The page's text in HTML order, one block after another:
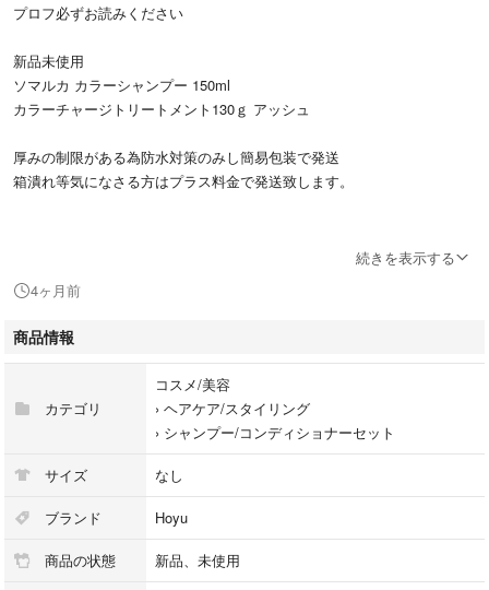
プロフ必ずお読みください
新品未使用
ソマルカ カラーシャンプー 150ml
カラーチャージトリートメント130ｇ アッシュ
厚みの制限がある為防水対策のみし簡易包装で発送
箱潰れ等気になさる方はプラス料金で発送致します。
#ソマルカ
#SOMARCA
#カラーシャンプー
#アッシュトリートメント
続きを表示する
4ヶ月前
商品情報
カテゴリ
コスメ/美容
› ヘアケア/スタイリング
› シャンプー/コンディショナーセット
サイズ なし
ブランド Hoyu
商品の状態 新品、未使用